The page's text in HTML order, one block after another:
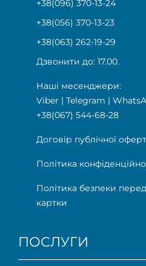
+38(096) 370-13-24
+38(056) 370-13-23
+38(063) 262-19-29
Дзвонити до: 17.00.
Наші месенджери:
Viber | Telegram |
+38(067) 544-68-28
Договір публічної
Політика
Політика безпеки
картки
ПОСЛУГИ